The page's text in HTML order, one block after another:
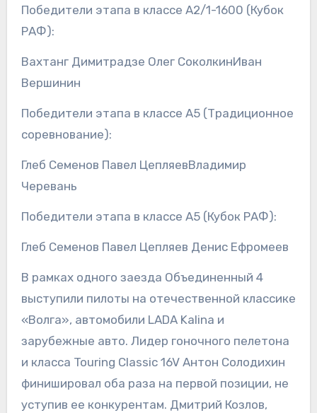
Победители этапа в классе А2/1-1600 (Кубок
РАФ):
Вахтанг Димитрадзе Олег СоколкинИван
Вершинин
Победители этапа в классе А5 (Традиционное
соревнование):
Глеб Семенов Павел ЦепляевВладимир
Черевань
Победители этапа в классе А5 (Кубок РАФ):
Глеб Семенов Павел Цепляев Денис Ефромеев
В рамках одного заезда Объединенный 4
выступили пилоты на отечественной классике
«Волга», автомобили LADA Kalina и
зарубежные авто. Лидер гоночного пелетона
и класса Touring Classic 16V Антон Солодихин
финишировал оба раза на первой позиции, не
уступив ее конкурентам. Дмитрий Козлов,